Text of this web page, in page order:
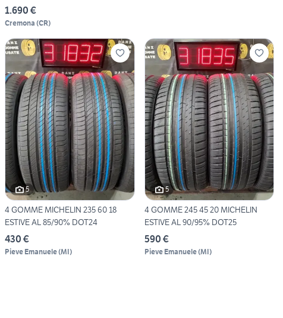
1.690 €
Cremona (CR)
5
4 GOMME MICHELIN 235 60 18
ESTIVE AL 85/90% DOT24
430 €
Pieve Emanuele(MI)
5
4 GOMME 245 45 20 MICHELIN
ESTIVE AL 90/95% DOT25
590 €
Pieve Emanuele(MI)